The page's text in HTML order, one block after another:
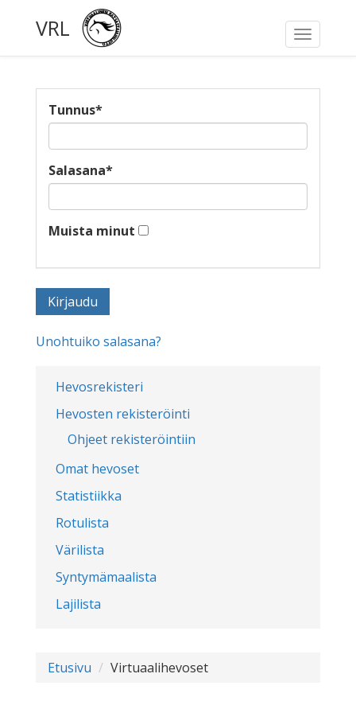
Toggle
VRL
Hevosrekisteri
Hevosten rekisteröinti
Ohjeet rekisteröintiin
Omat hevoset
Statistiikka
Rotulista
Värilista
Syntymämaalista
Lajilista
Tunnus*
Salasana*
Muista minut
Unohtuiko salasana?
Etusivu Virtuaalihevoset